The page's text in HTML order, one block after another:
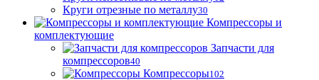
Круги отрезные по металлу30
Компрессоры и
комплектующие
Запчасти для
компрессоров40
Компрессоры102